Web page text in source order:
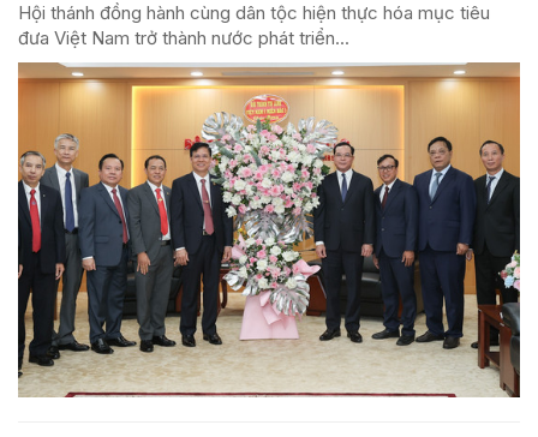
Hội thánh đồng hành cùng dân tộc hiện thực hóa mục tiêu
đưa Việt Nam trở thành nước phát triển...